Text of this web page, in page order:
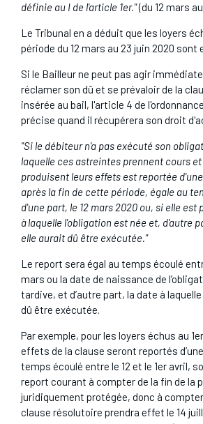
définie au I de l'article 1er."(du 12 mars
Le Tribunal en a déduit que les loyers
période du 12 mars au 23 juin 2020 sont
Si le Bailleur ne peut pas agir
réclamer son dû et se prévaloir de la
insérée au bail, l'article 4 de
précise quand il récupérera son droit
"Si le débiteur n'a pas exécuté son
laquelle ces astreintes prennent cours
produisent leurs effets est reportée
après la fin de cette période, égale au
d'une part, le 12 mars 2020 ou, si elle est
à laquelle l'obligation est née et, d'autre
elle aurait dû être exécutée."
Le report sera égal au temps écoulé
mars ou la date de naissance de
tardive, et d’autre part, la date à
dû être exécutée.
Par exemple, pour les loyers échus au
effets de la clause seront reportés
temps écoulé entre le 12 et le 1er avril,
report courant à compter de la fin de la
juridiquement protégée, donc à
clause résolutoire prendra effet le 14